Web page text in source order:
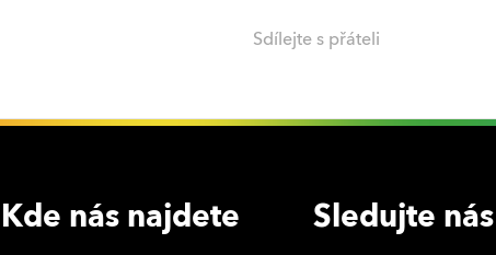
Sdílejte s přáteli
Kde nás najdete Sledujte nás